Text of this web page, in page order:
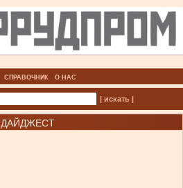
СПРАВОЧНИК О НАС
| искать |
ДАЙДЖЕСТ